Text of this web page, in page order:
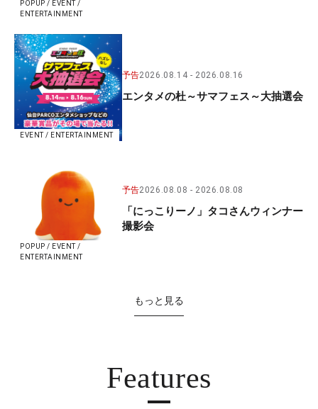
POPUP / EVENT /
ENTERTAINMENT
EVENT / ENTERTAINMENT
予告2026.08.14 2026.08.16
エンタメの杜～サマフェス～大抽選会
POPUP / EVENT /
ENTERTAINMENT
予告2026.08.08 2026.08.08
「にっこりーノ」タコさんウィンナー
撮影会
もっと見る
Features